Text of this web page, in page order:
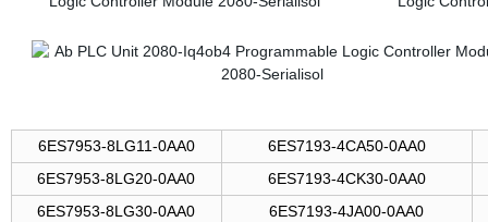
6ES7953-8LG11-0AA0
6ES7193-4CA50-0AA0
6ES7953-8LG20-0AA0
6ES7193-4CK30-0AA0
6ES7953-8LG30-0AA0
6ES7193-4JA00-0AA0